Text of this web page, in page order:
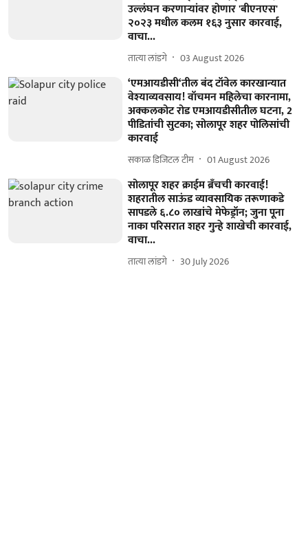
उल्लंघन करणाऱ्यांवर होणार 'बीएनएस'
२०२३ मधील कलम १६३ नुसार कारवाई,
वाचा...
तात्या लांडगे 03 August 2026
‘एमआयडीसी‘तील बंद टॉवेल कारखान्यात
वेश्याव्यवसाय! वॉचमन महिलेचा कारनामा,
अक्कलकोट रोड एमआयडीसीतील घटना, 2
पीडितांची सुटका; सोलापूर शहर पोलिसांची
कारवाई
सकाळ डिजिटल टीम 01 August 2026
सोलापूर शहर क्राईम ब्रॅंचची कारवाई!
शहरातील साऊंड व्यावसायिक तरूणाकडे
सापडले ६.८० लाखांचे मेफेड्रॉन; जुना पूना
नाका परिसरात शहर गुन्हे शाखेची कारवाई,
वाचा...
तात्या लांडगे 30 July 2026